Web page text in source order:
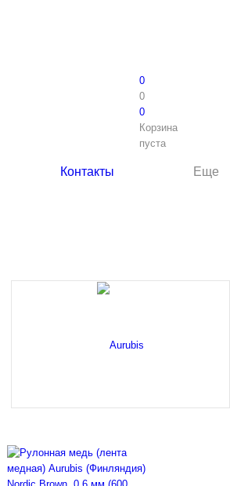
0
0
0
Корзина
пуста
Контакты Еще